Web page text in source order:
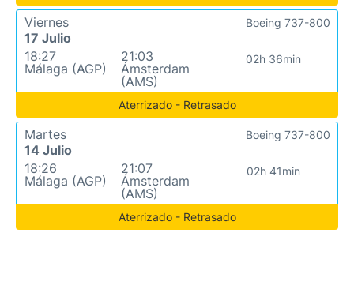
Viernes
17 Julio
18:27
Málaga (AGP)
21:03
Ámsterdam
(AMS)
02h 36min
Boeing 737-800
Aterrizado - Retrasado
Martes
14 Julio
18:26
Málaga (AGP)
21:07
Ámsterdam
(AMS)
02h 41min
Boeing 737-800
Aterrizado - Retrasado